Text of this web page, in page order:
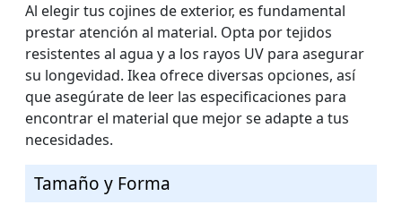
Al elegir tus cojines de exterior, es fundamental
prestar atención al material. Opta por tejidos
resistentes al agua y a los rayos UV para asegurar
su longevidad. Ikea ofrece diversas opciones, así
que asegúrate de leer las especificaciones para
encontrar el material que mejor se adapte a tus
necesidades.
Tamaño y Forma